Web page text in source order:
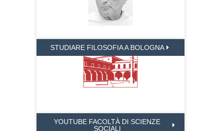
STUDIARE FILOSOFIA A BOLOGNA
YOUTUBE FACOLTÀ DI SCIENZE
SOCIALI